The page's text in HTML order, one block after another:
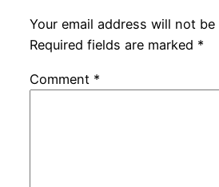
Your email address will not be
Required fields are marked *
Comment *